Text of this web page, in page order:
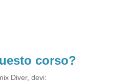
corso?
Diver, devi: